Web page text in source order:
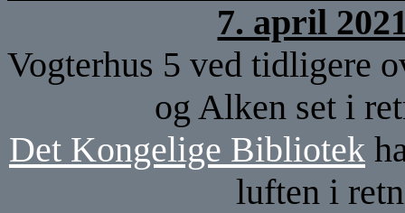
7. april
Vogterhus 5 ved tidligere
og Alken set i
Det Kongelige Bibliotek
luften i